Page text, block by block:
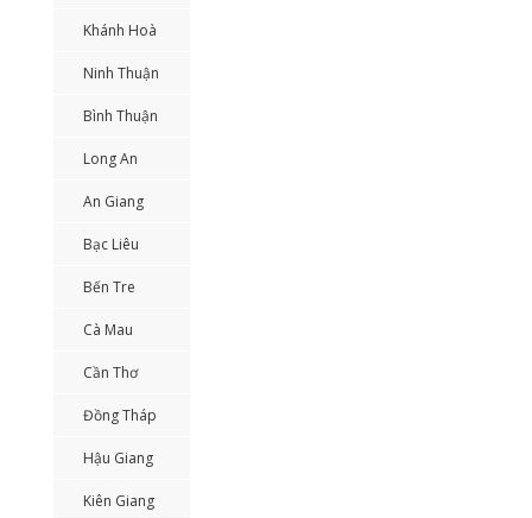
Khánh Hoà
Ninh Thuận
Bình Thuận
Long An
An Giang
Bạc Liêu
Bến Tre
Cà Mau
Cần Thơ
Đồng Tháp
Hậu Giang
Kiên Giang